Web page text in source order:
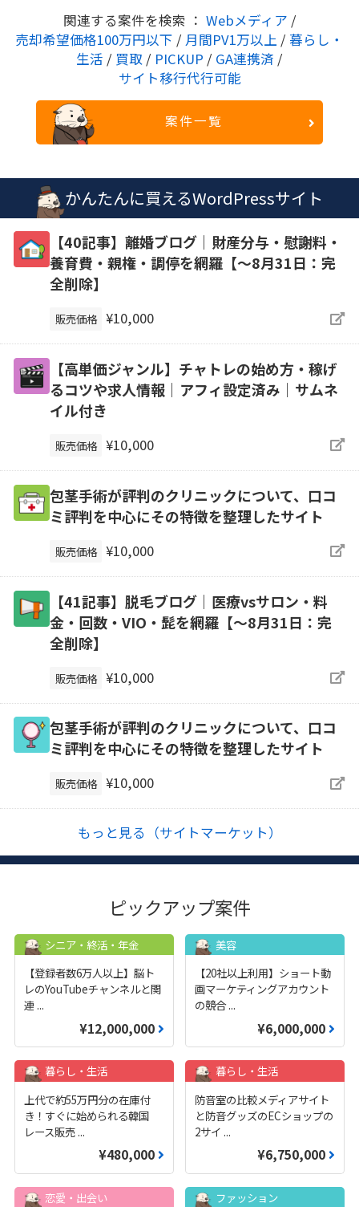
関連する案件を検索 ： Webメディア /
売却希望価格100万円以下 / 月間PV1万以上 / 暮らし・
生活 / 買取 / PICKUP / GA連携済 /
サイト移行代行可能
案件一覧
かんたんに買えるWordPressサイト
【40記事】離婚ブログ｜財産分与・慰謝料・
養育費・親権・調停を網羅【～8月31日：完
全削除】
販売価格 ¥10,000
【高単価ジャンル】チャトレの始め方・稼げ
るコツや求人情報｜アフィ設定済み｜サムネ
イル付き
販売価格 ¥10,000
包茎手術が評判のクリニックについて、口コ
ミ評判を中心にその特徴を整理したサイト
販売価格 ¥10,000
【41記事】脱毛ブログ｜医療vsサロン・料
金・回数・VIO・髭を網羅【～8月31日：完
全削除】
販売価格 ¥10,000
包茎手術が評判のクリニックについて、口コ
ミ評判を中心にその特徴を整理したサイト
販売価格 ¥10,000
もっと見る（サイトマーケット）
ピックアップ案件
シニア・終活・年金
【登録者数6万人以上】脳ト
レのYouTubeチャンネルと関
連 ...
¥12,000,000
美容
【20社以上利用】ショート動
画マーケティングアカウント
の競合...
¥6,000,000
暮らし・生活
上代で約55万円分の在庫付
き！すぐに始められる韓国
レース販売 ...
¥480,000
暮らし・生活
防音室の比較メディアサイト
と防音グッズのECショップの
2サイ ...
¥6,750,000
恋愛・出会い ファッション